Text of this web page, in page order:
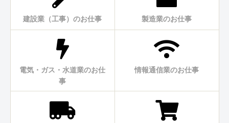
建設業（工事）のお仕事 製造業のお仕事
電気・ガス・水道業のお仕
事
情報通信業のお仕事